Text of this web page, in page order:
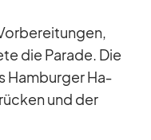
die Pa­rade. Die
Ham­bur­ger Ha­
und der